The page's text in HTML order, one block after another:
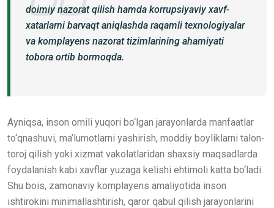
doimiy nazorat qilish hamda korrupsiyaviy xavf-
xatarlarni barvaqt aniqlashda raqamli texnologiyalar
va komplayens nazorat tizimlarining ahamiyati
tobora ortib bormoqda.
Ayniqsa, inson omili yuqori bo‘lgan jarayonlarda manfaatlar
to‘qnashuvi, ma’lumotlarni yashirish, moddiy boyliklarni talon-
toroj qilish yoki xizmat vakolatlaridan shaxsiy maqsadlarda
foydalanish kabi xavflar yuzaga kelishi ehtimoli katta bo‘ladi.
Shu bois, zamonaviy komplayens amaliyotida inson
ishtirokini minimallashtirish, qaror qabul qilish jarayonlarini